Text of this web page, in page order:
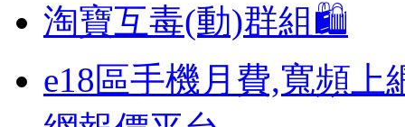
淘寶互毒(動)群組🛍️
e18區手機月費,寬頻上